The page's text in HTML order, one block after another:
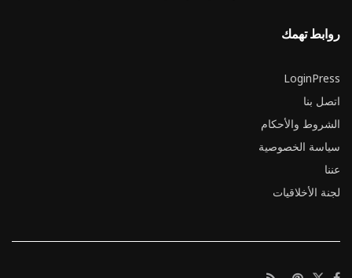
روابط تهمك
LoginPress
اتصل بنا
الشروط والأحكام
سياسة الخصوصية
عننا
لجنة الأخلاقيات